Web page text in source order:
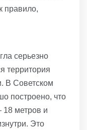
правило,
серьезно
территория
В Советском
построено, что
18 метров и
Это